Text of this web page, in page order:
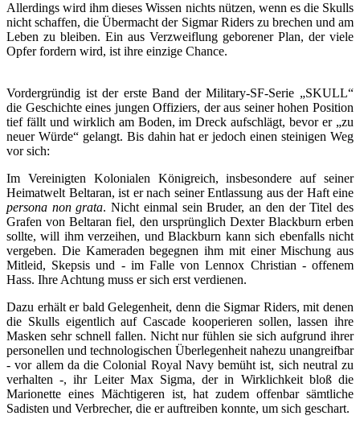
Allerdings wird ihm dieses Wissen nichts nützen, wenn es die Skulls
nicht schaffen, die Übermacht der Sigmar Riders zu brechen und am
Leben zu bleiben. Ein aus Verzweiflung geborener Plan, der viele
Opfer fordern wird, ist ihre einzige Chance.
Vordergründig ist der erste Band der Military-SF-Serie „SKULL“
die Geschichte eines jungen Offiziers, der aus seiner hohen Position
tief fällt und wirklich am Boden, im Dreck aufschlägt, bevor er „zu
neuer Würde“ gelangt. Bis dahin hat er jedoch einen steinigen Weg
vor sich:
Im Vereinigten Kolonialen Königreich, insbesondere auf seiner
Heimatwelt Beltaran, ist er nach seiner Entlassung aus der Haft eine
persona non grata. Nicht einmal sein Bruder, an den der Titel des
Grafen von Beltaran fiel, den ursprünglich Dexter Blackburn erben
sollte, will ihm verzeihen, und Blackburn kann sich ebenfalls nicht
vergeben. Die Kameraden begegnen ihm mit einer Mischung aus
Mitleid, Skepsis und - im Falle von Lennox Christian - offenem
Hass. Ihre Achtung muss er sich erst verdienen.
Dazu erhält er bald Gelegenheit, denn die Sigmar Riders, mit denen
die Skulls eigentlich auf Cascade kooperieren sollen, lassen ihre
Masken sehr schnell fallen. Nicht nur fühlen sie sich aufgrund ihrer
personellen und technologischen Überlegenheit nahezu unangreifbar
- vor allem da die Colonial Royal Navy bemüht ist, sich neutral zu
verhalten -, ihr Leiter Max Sigma, der in Wirklichkeit bloß die
Marionette eines Mächtigeren ist, hat zudem offenbar sämtliche
Sadisten und Verbrecher, die er auftreiben konnte, um sich geschart.